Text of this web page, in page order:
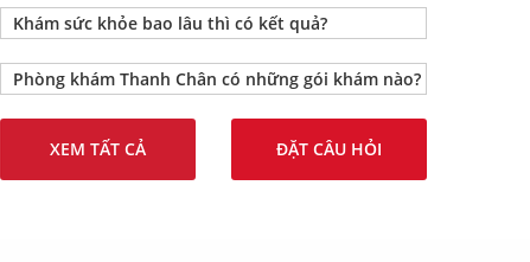
Khám sức khỏe bao lâu thì có kết quả?
Phòng khám Thanh Chân có những gói khám nào?
XEM TẤT CẢ ĐẶT CÂU HỎI